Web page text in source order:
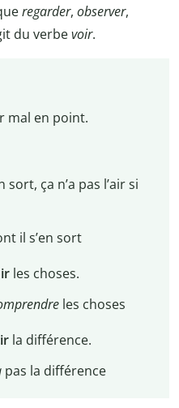
regarder, observer,
du verbevoir.
mal en point.
sort, ça n’a pas l’air si
il s’en sort
les choses.
les choses
la différence.
pas la différence